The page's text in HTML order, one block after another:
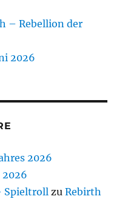
– Rebellion der
2026
2026
2026
Spieltroll zuRebirth